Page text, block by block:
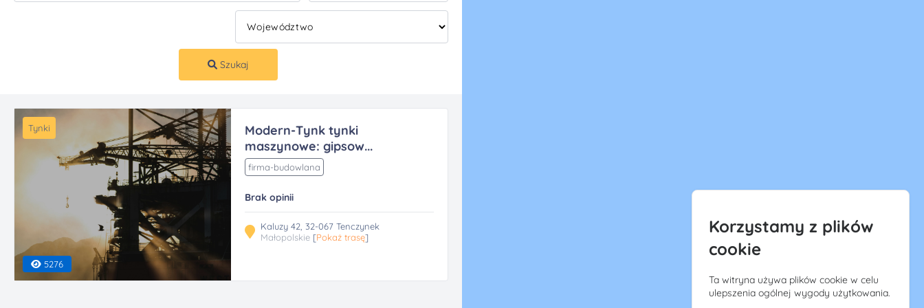
Szukaj
Tynki
5276
Modern-Tynk tynki
maszynowe: gipsow...
firma-budowlana
Brak opinii
Kaluzy 42, 32-067 Tenczynek
Małopolskie [Pokaż trasę]
Korzystamy z plików
cookie
Ta witryna używa plików cookie w celu
ulepszenia ogólnej wygody użytkowania.